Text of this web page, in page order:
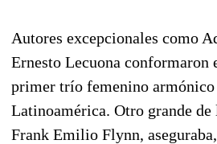
Autores excepcionales como
Ernesto Lecuona conformaron
primer trío femenino armónico
Latinoamérica. Otro grande de
Frank Emilio Flynn,